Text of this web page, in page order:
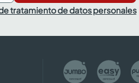
tratamiento de datos personales